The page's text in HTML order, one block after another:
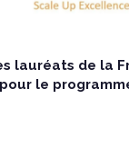
lauréats de la
le